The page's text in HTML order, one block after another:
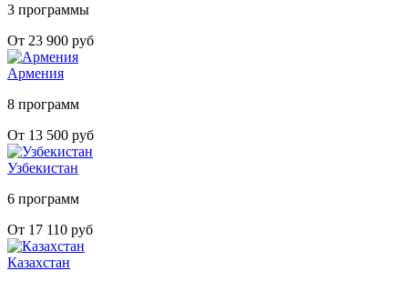
3 программы
От 23 900 руб
Армения
8 программ
От 13 500 руб
Узбекистан
6 программ
От 17 110 руб
Казахстан